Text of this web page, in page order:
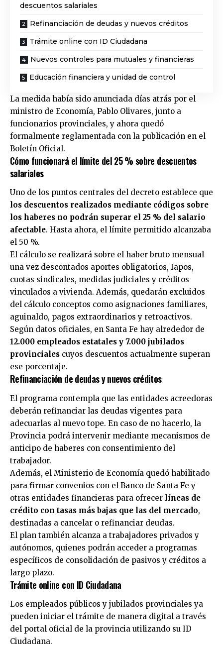
descuentos salariales
Refinanciación de deudas y nuevos créditos
Trámite online con ID Ciudadana
Nuevos controles para mutuales y financieras
Educación financiera y unidad de control
La medida había sido anunciada días atrás por el
ministro de Economía, Pablo Olivares, junto a
funcionarios provinciales, y ahora quedó
formalmente reglamentada con la publicación en el
Boletín Oficial.
Cómo funcionará el límite del 25 % sobre descuentos
salariales
Uno de los puntos centrales del decreto establece que
los descuentos realizados mediante códigos sobre
los haberes no podrán superar el 25 % del salario
afectable. Hasta ahora, el límite permitido alcanzaba
el 50 %.
El cálculo se realizará sobre el haber bruto mensual
una vez descontados aportes obligatorios, Iapos,
cuotas sindicales, medidas judiciales y créditos
vinculados a vivienda. Además, quedarán excluidos
del cálculo conceptos como asignaciones familiares,
aguinaldo, pagos extraordinarios y retroactivos.
Según datos oficiales, en Santa Fe hay alrededor de
12.000 empleados estatales y 7.000 jubilados
provinciales cuyos descuentos actualmente superan
ese porcentaje.
Refinanciación de deudas y nuevos créditos
El programa contempla que las entidades acreedoras
deberán refinanciar las deudas vigentes para
adecuarlas al nuevo tope. En caso de no hacerlo, la
Provincia podrá intervenir mediante mecanismos de
anticipo de haberes con consentimiento del
trabajador.
Además, el Ministerio de Economía quedó habilitado
para firmar convenios con el Banco de Santa Fe y
otras entidades financieras para ofrecer líneas de
crédito con tasas más bajas que las del mercado,
destinadas a cancelar o refinanciar deudas.
El plan también alcanza a trabajadores privados y
autónomos, quienes podrán acceder a programas
específicos de consolidación de pasivos y créditos a
largo plazo.
Trámite online con ID Ciudadana
Los empleados públicos y jubilados provinciales ya
pueden iniciar el trámite de manera digital a través
del portal oficial de la provincia utilizando su ID
Ciudadana.